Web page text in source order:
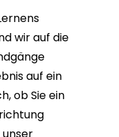
wir auf die
auf ein
ob Sie ein
unser